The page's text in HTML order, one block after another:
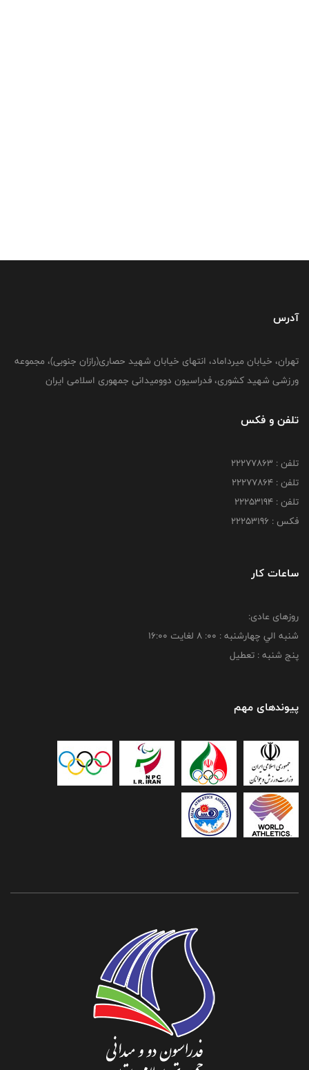
آدرس
تهران، خیابان میرداماد، انتهای خیابان شهید حصاری(رازان جنوبی)، مجموعه
ورزشی شهید کشوری، فدراسیون دوومیدانی جمهوری اسلامی ایران
تلفن و فکس
تلفن : 22277863
تلفن : 22277864
تلفن : 22253194
فکس : 22253196
ساعات کار
روزهای عادی:
شنبه الي چهارشنبه : 00: 8 لغايت 16:00
پنج شنبه : تعطیل
پیوندهای مهم